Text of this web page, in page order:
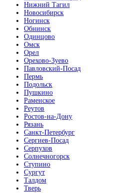
Нижний Тагил
Новосибирск
Ногинск
Обнинск
Одинцово
Омск
Орел
Орехово-Зуево
Павловский-Посад
Пермь
Подольск
Пушкино
Раменское
Реутов
Ростов-на-Дону
Рязань
Санкт-Петербург
Сергиев-Посад
Серпухов
Солнечногорск
Ступино
Сургут
Талдом
Тверь